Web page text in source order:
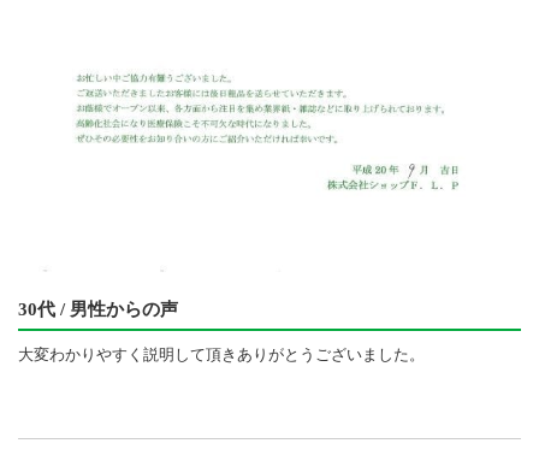
30代 / 男性からの声
大変わかりやすく説明して頂きありがとうございました。